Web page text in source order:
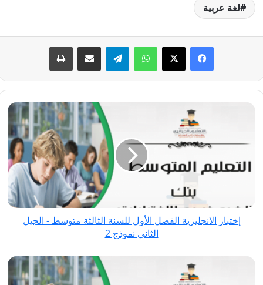
لغة عربية
فيسبوك
‫X واتسابتيلقراممشاركة عبر البريد طباعة
للسنة
الجيلإختبار الانجليزية الفصل الأول للسنة الثالثة متوسط - الجيل
الثاني نموذج 2